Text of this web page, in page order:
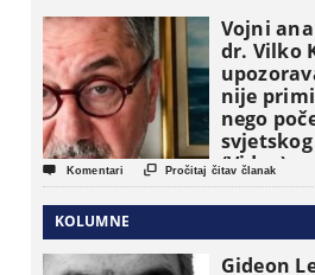
Vojni
dr. Vilko
nije
nego
(Video)
 Komentari  Pročitaj čitav članak
KOLUMNE
Gideon